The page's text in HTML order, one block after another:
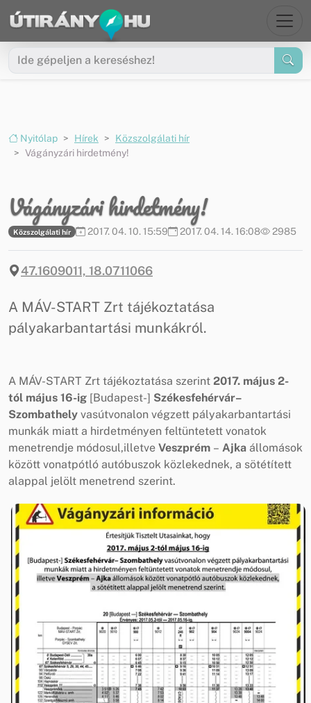
Ugrás a menüre
Ugrás a tartalomra
Nyitólap Hírek
Közszolgálati hír
Vágányzári hirdetmény!
Vágányzári hirdetmény!
Közszolgálati hír 2017. 04. 10. 15:59 2017. 04. 14. 16:08 2985
47.1609011, 18.0711066
A MÁV-START Zrt tájékoztatása
pályakarbantartási munkákról.
A MÁV-START Zrt tájékoztatása szerint 2017. május 2-
tól május 16-ig [Budapest-] Székesfehérvár–
Szombathely vasútvonalon végzett pályakarbantartási
munkák miatt a hirdetményen feltüntetett vonatok
menetrendje módosul,illetve Veszprém – Ajka állomások
között vonatpótló autóbuszok közlekednek, a sötétített
alappal jelölt menetrend szerint.